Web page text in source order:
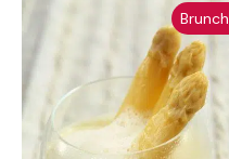
Brunch